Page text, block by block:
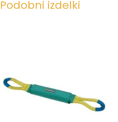
Podobni izdelki